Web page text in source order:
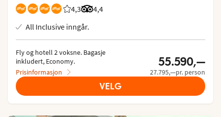
4,3
Vurdering fra Vings gjester: 4.294/5
4,4
Vurdering fra Tripadvisor: 4.4 of 5
All Inclusive inngår.
Fly og hotell 2 voksne. Bagasje
inkludert, Economy.
Prisinformasjon
55.590,—
27.795,—pr. person
VELG